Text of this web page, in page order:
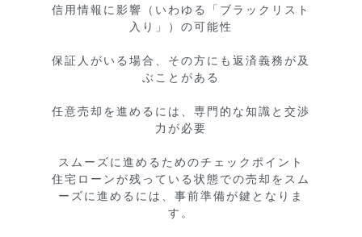
信用情報に影響（いわゆる「ブラックリスト
入り」）の可能性
保証人がいる場合、その方にも返済義務が及
ぶことがある
任意売却を進めるには、専門的な知識と交渉
力が必要
スムーズに進めるためのチェックポイント
住宅ローンが残っている状態での売却をスム
ーズに進めるには、事前準備が鍵となりま
す。